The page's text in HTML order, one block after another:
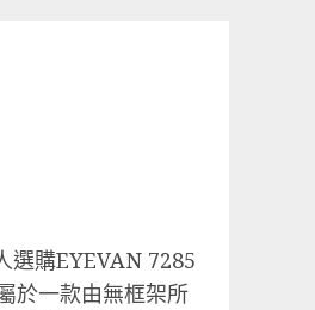
選購EYEVAN 7285
於一款由無框架所